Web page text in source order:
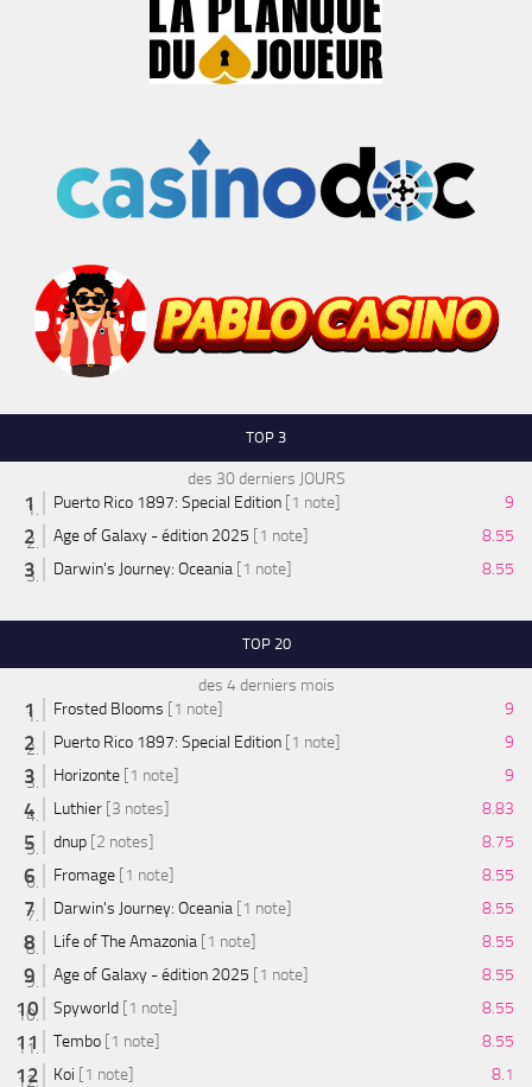
TOP 3
des 30 derniers JOURS
Puerto Rico 1897: Special Edition [1 note]
9
Age of Galaxy - édition 2025 [1 note]
8.55
Darwin's Journey: Oceania [1 note] 8.55
TOP 20
des 4 derniers mois
Frosted Blooms [1 note]
9
Puerto Rico 1897: Special Edition [1 note]
9
Horizonte [1 note]
9
Luthier [3 notes]
8.83
dnup [2 notes]
8.75
Fromage [1 note]
8.55
Darwin's Journey: Oceania [1 note]
8.55
Life of The Amazonia [1 note]
8.55
Age of Galaxy - édition 2025 [1 note]
8.55
Spyworld [1 note]
8.55
Tembo [1 note]
8.55
Koi [1 note]
8.1